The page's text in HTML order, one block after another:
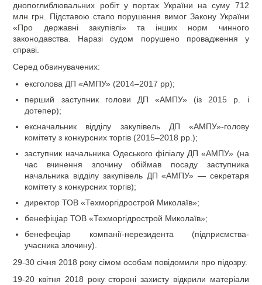
днопоглиблювальних робіт у портах України на суму 712
млн грн. Підставою стало порушення вимог Закону України
«Про державні закупівлі» та інших норм чинного
законодавства. Наразі судом порушено провадження у
справі.
Серед обвинувачених:
ексголова ДП «АМПУ» (2014–2017 рр);
перший заступник голови ДП «АМПУ» (із 2015 р. і
дотепер);
ексначальник відділу закупівель ДП «АМПУ»-голову
комітету з конкурсних торгів (2015–2018 рр.);
заступник начальника Одеського філіалу ДП «АМПУ» (на
час вчинення злочину обіймав посаду заступника
начальника відділу закупівель ДП «АМПУ» — секретаря
комітету з конкурсних торгів);
директор ТОВ «Техморгідрострой Миколаїв»;
бенефіціар ТОВ «Техморгідрострой Миколаїв»;
бенефеціар компанії-нерезидента (підприємства-
учасника злочину).
29-30 січня 2018 року сімом особам повідомили про підозру.
19-20 квітня 2018 року стороні захисту відкрили матеріали